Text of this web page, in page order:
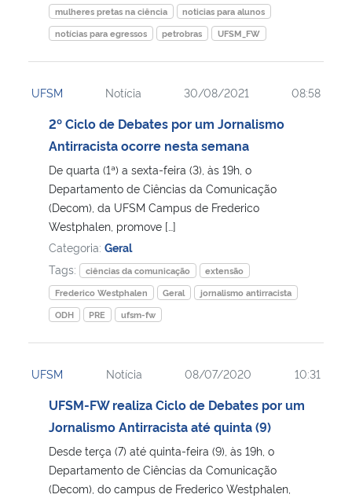
Ministério do Desenvolvimento Regional
Ministério da Mulher, da Família e dos Direitos Humanos
Secretaria-Geral
Secretaria de Governo
Gabinete de Segurança Institucional
Advocacia-Geral da União
Banco Central do Brasil
Planalto
mulheres pretas na ciência
noticias para alunos
notícias para egressos
petrobras UFSM_FW
UFSM Notícia 30/08/2021 08:58
2º Ciclo de Debates por um Jornalismo
Antirracista ocorre nesta semana
De quarta (1ª) a sexta-feira (3), às 19h, o
Departamento de Ciências da Comunicação
(Decom), da UFSM Campus de Frederico
Westphalen, promove […]
Categoria: Geral
Tags:
ciências da comunicação
extensão
Frederico Westphalen
Geral
jornalismo antirracista
ODH
PRE ufsm-fw
UFSM Notícia 08/07/2020 10:31
UFSM-FW realiza Ciclo de Debates por um
Jornalismo Antirracista até quinta (9)
Desde terça (7) até quinta-feira (9), às 19h, o
Departamento de Ciências da Comunicação
(Decom), do campus de Frederico Westphalen,